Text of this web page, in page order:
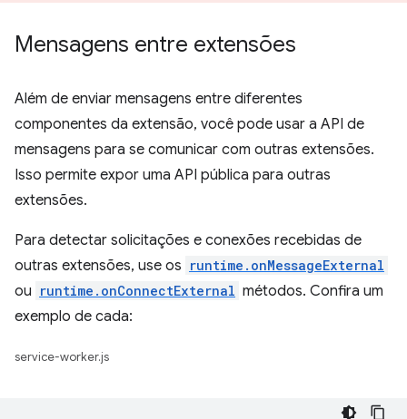
Mensagens entre extensões
Além de enviar mensagens entre diferentes
componentes da extensão, você pode usar a API de
mensagens para se comunicar com outras extensões.
Isso permite expor uma API pública para outras
extensões.
Para detectar solicitações e conexões recebidas de
outras extensões, use os runtime.onMessageExternal
ou runtime.onConnectExternal métodos. Confira um
exemplo de cada:
service-worker.js